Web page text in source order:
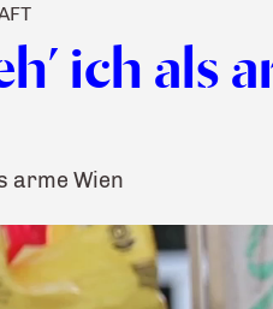
ich als
arme Wien